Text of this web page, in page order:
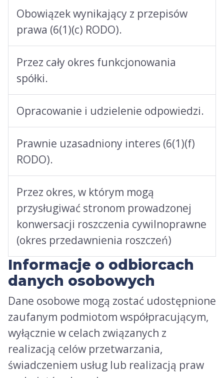
Obowiązek wynikający z przepisów
prawa (6(1)(c) RODO).
Przez cały okres funkcjonowania
spółki.
Opracowanie i udzielenie odpowiedzi.
Prawnie uzasadniony interes (6(1)(f)
RODO).
Przez okres, w którym mogą
przysługiwać stronom prowadzonej
konwersacji roszczenia cywilnoprawne
(okres przedawnienia roszczeń)
Informacje o odbiorcach
danych osobowych
Dane osobowe mogą zostać udostępnione
zaufanym podmiotom współpracującym,
wyłącznie w celach związanych z
realizacją celów przetwarzania,
świadczeniem usług lub realizacją praw